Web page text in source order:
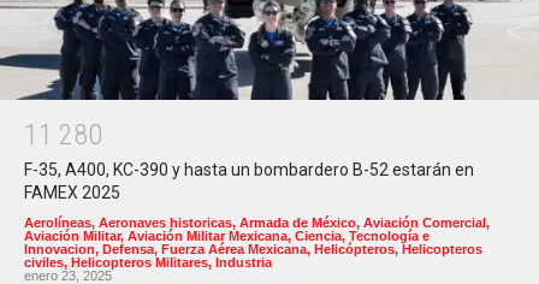
1 1 280
F-35, A400, KC-390 y hasta un bombardero B-52 estarán en
FAMEX 2025
Aerolíneas, Aeronaves historicas, Armada de México, Aviación Comercial,
Aviación Militar, Aviación Militar Mexicana, Ciencia, Tecnología e
Innovacion, Defensa, Fuerza Aérea Mexicana, Helicópteros, Helicopteros
civiles, Helicopteros Militares, Industria
enero 23, 2025